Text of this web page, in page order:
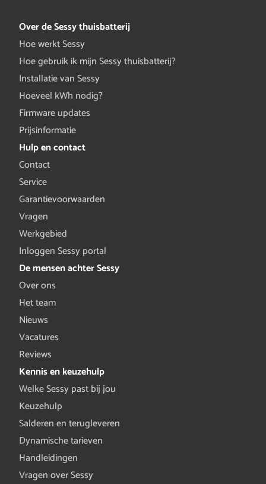
Over de Sessy thuisbatterij
Hoe werkt Sessy
Hoe gebruik ik mijn Sessy thuisbatterij?
Installatie van Sessy
Hoeveel kWh nodig?
Firmware updates
Prijsinformatie
Hulp en contact
Contact
Service
Garantievoorwaarden
Vragen
Werkgebied
Inloggen Sessy portal
De mensen achter Sessy
Over ons
Het team
Nieuws
Vacatures
Reviews
Kennis en keuzehulp
Welke Sessy past bij jou
Keuzehulp
Salderen en terugleveren
Dynamische tarieven
Handleidingen
Vragen over Sessy